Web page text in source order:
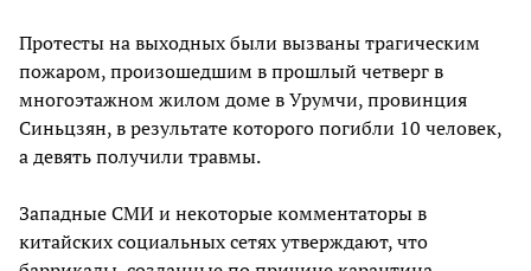
Протесты на выходных были вызваны трагическим
пожаром, произошедшим в прошлый четверг в
многоэтажном жилом доме в Урумчи, провинция
Синьцзян, в результате которого погибли 10 человек,
а девять получили травмы.
Западные СМИ и некоторые комментаторы в
китайских социальных сетях утверждают, что